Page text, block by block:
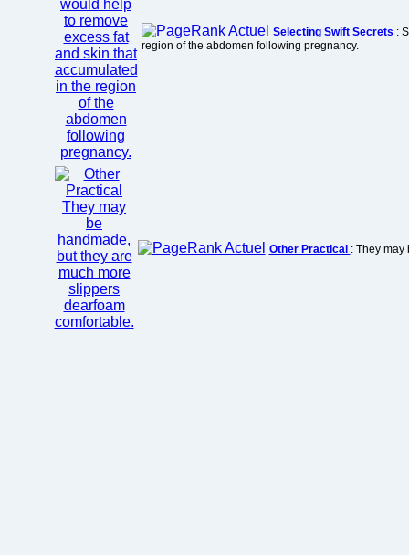
Selecting Swift Secrets :
region of the abdomen following pregnancy.
Other Practical : They